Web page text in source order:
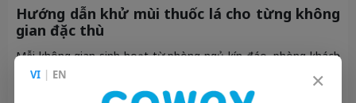
Hướng dẫn khử mùi thuốc lá cho từng không
gian đặc thù
Mỗi không gian sinh hoạt từ phòng ngủ kín đáo, phòng khách
rộng rãi cho đến khoang nội thất chật hẹp của ô tô đều sở
hữu những đặc điểm riêng biệt về diện tích, mức độ lưu thông
VI | EN ×